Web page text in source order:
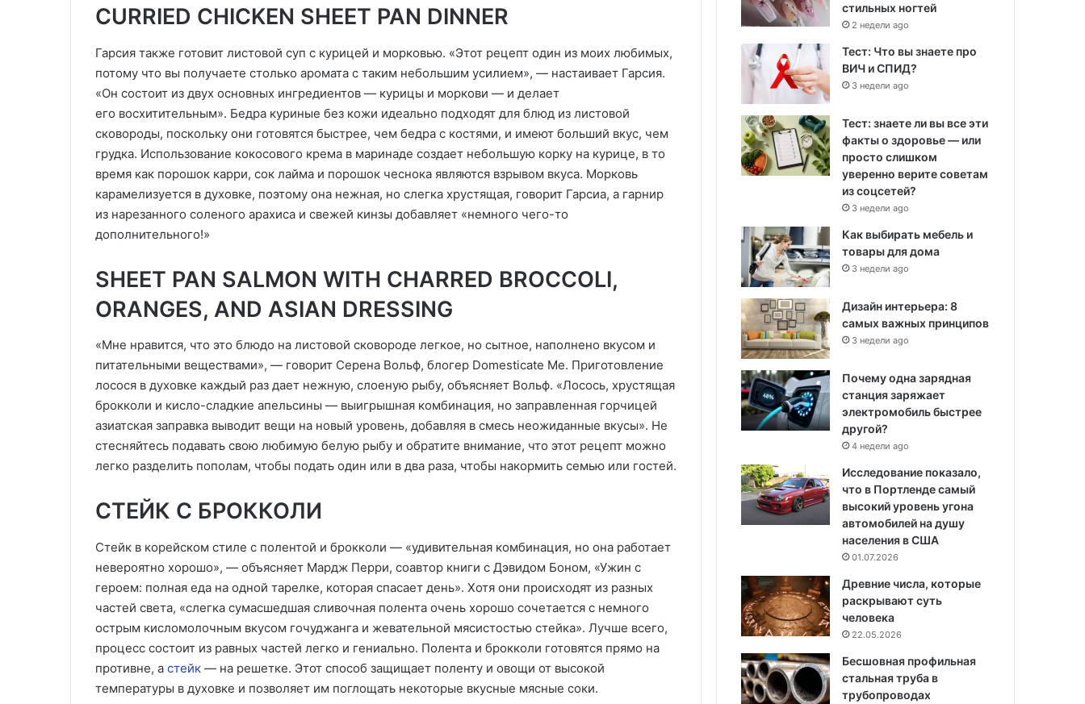
CURRIED CHICKEN SHEET PAN DINNER
Гарсия также готовит листовой суп с курицей и морковью. «Этот рецепт один из моих любимых,
потому что вы получаете столько аромата с таким небольшим усилием», — настаивает Гарсия.
«Он состоит из двух основных ингредиентов — курицы и моркови — и делает
его восхитительным». Бедра куриные без кожи идеально подходят для блюд из листовой
сковороды, поскольку они готовятся быстрее, чем бедра с костями, и имеют больший вкус, чем
грудка. Использование кокосового крема в маринаде создает небольшую корку на курице, в то
время как порошок карри, сок лайма и порошок чеснока являются взрывом вкуса. Морковь
карамелизуется в духовке, поэтому она нежная, но слегка хрустящая, говорит Гарсиа, а гарнир
из нарезанного соленого арахиса и свежей кинзы добавляет «немного чего-то
дополнительного!»
SHEET PAN SALMON WITH CHARRED BROCCOLI,
ORANGES, AND ASIAN DRESSING
«Мне нравится, что это блюдо на листовой сковороде легкое, но сытное, наполнено вкусом и
питательными веществами», — говорит Серена Вольф, блогер Domesticate Me. Приготовление
лосося в духовке каждый раз дает нежную, слоеную рыбу, объясняет Вольф. «Лосось, хрустящая
брокколи и кисло-сладкие апельсины — выигрышная комбинация, но заправленная горчицей
азиатская заправка выводит вещи на новый уровень, добавляя в смесь неожиданные вкусы». Не
стесняйтесь подавать свою любимую белую рыбу и обратите внимание, что этот рецепт можно
легко разделить пополам, чтобы подать один или в два раза, чтобы накормить семью или гостей.
СТЕЙК С БРОККОЛИ
Стейк в корейском стиле с полентой и брокколи — «удивительная комбинация, но она работает
невероятно хорошо», — объясняет Мардж Перри, соавтор книги с Дэвидом Боном, «Ужин с
героем: полная еда на одной тарелке, которая спасает день». Хотя они происходят из разных
частей света, «слегка сумасшедшая сливочная полента очень хорошо сочетается с немного
острым кисломолочным вкусом гочуджанга и жевательной мясистостью стейка». Лучше всего,
процесс состоит из равных частей легко и гениально. Полента и брокколи готовятся прямо на
противне, а стейк — на решетке. Этот способ защищает поленту и овощи от высокой
температуры в духовке и позволяет им поглощать некоторые вкусные мясные соки.
стильных ногтей
2 недели ago
Тест: Что вы знаете про
ВИЧ и СПИД?
3 недели ago
Тест: знаете ли вы все эти
факты о здоровье — или
просто слишком
уверенно верите советам
из соцсетей?
3 недели ago
Как выбирать мебель и
товары для дома
3 недели ago
Дизайн интерьера: 8
самых важных принципов
3 недели ago
Почему одна зарядная
станция заряжает
электромобиль быстрее
другой?
4 недели ago
Исследование показало,
что в Портленде самый
высокий уровень угона
автомобилей на душу
населения в США
01.07.2026
Древние числа, которые
раскрывают суть
человека
22.05.2026
Бесшовная профильная
стальная труба в
трубопроводах